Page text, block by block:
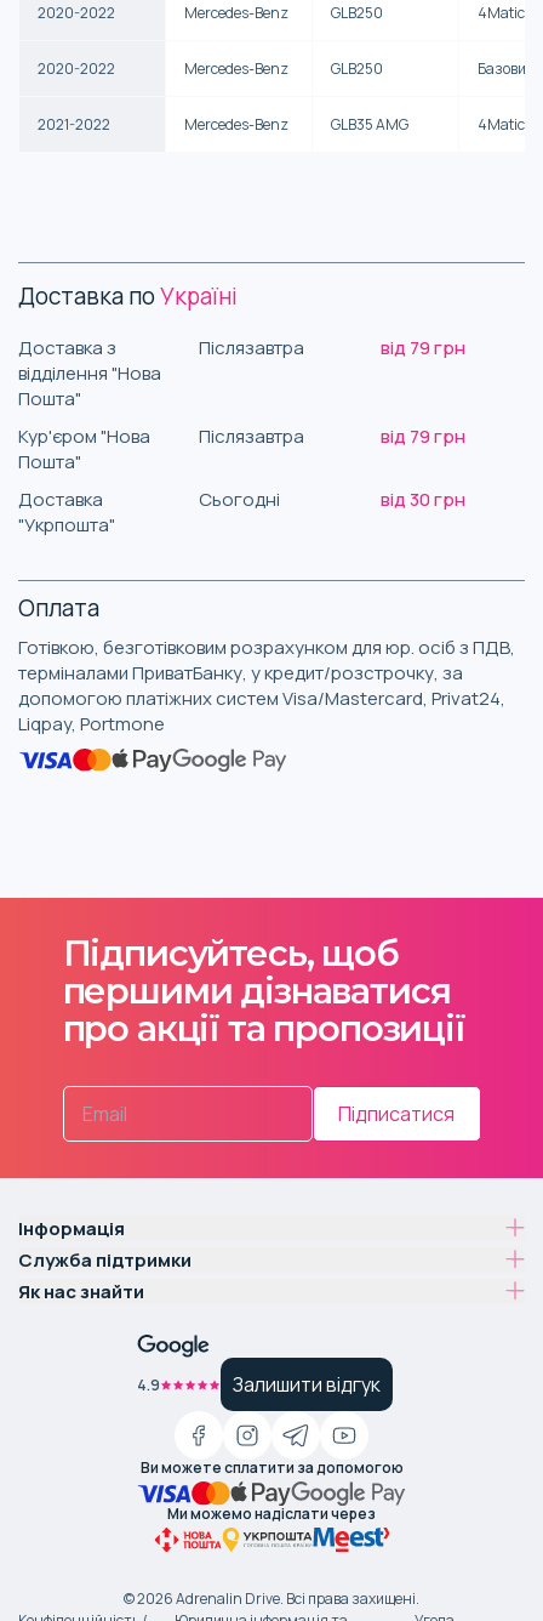
2020-2022 Mercedes-Benz GLB250 4Matic
2020-2022 Mercedes-Benz GLB250 Базовий
2021-2022 Mercedes-Benz GLB35 AMG 4Matic
Доставка поУкраїні
Доставка з
відділення "Нова
Пошта"
Післязавтра від 79 грн
Кур'єром "Нова
Пошта"
Післязавтра від 79 грн
Доставка
"Укрпошта"
Сьогодні від 30 грн
Оплата
Готівкою, безготівковим розрахунком для юр. осіб з ПДВ,
терміналами ПриватБанку, у кредит/розстрочку, за
допомогою платіжних систем Visa/Mastercard, Privat24,
Liqpay, Portmone
Підписуйтесь, щоб
першими дізнаватися
про акції та пропозиції
Підписатися
Інформація
Служба підтримки
Як нас знайти
4.9 Залишити відгук
Ви можете сплатити за допомогою
Ми можемо надіслати через
©2026Adrenalin Drive. Всі права захищені.